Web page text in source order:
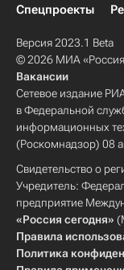
Спецпроекты
Версия 2023.1 Beta
© 2026 МИА «Россия
Вакансии
Сетевое издание
в Федеральной
информационных
(Роскомнадзор) 08
Свидетельство о
Учредитель:
предприятие
«Россия сегодня»
Правила
Политика